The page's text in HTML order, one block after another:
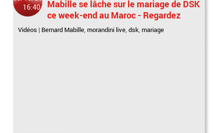
16:40
Mabille se lâche sur le mariage de DSK
ce week-end au Maroc - Regardez
Vidéos | Bernard Mabille, morandini live,dsk, mariage